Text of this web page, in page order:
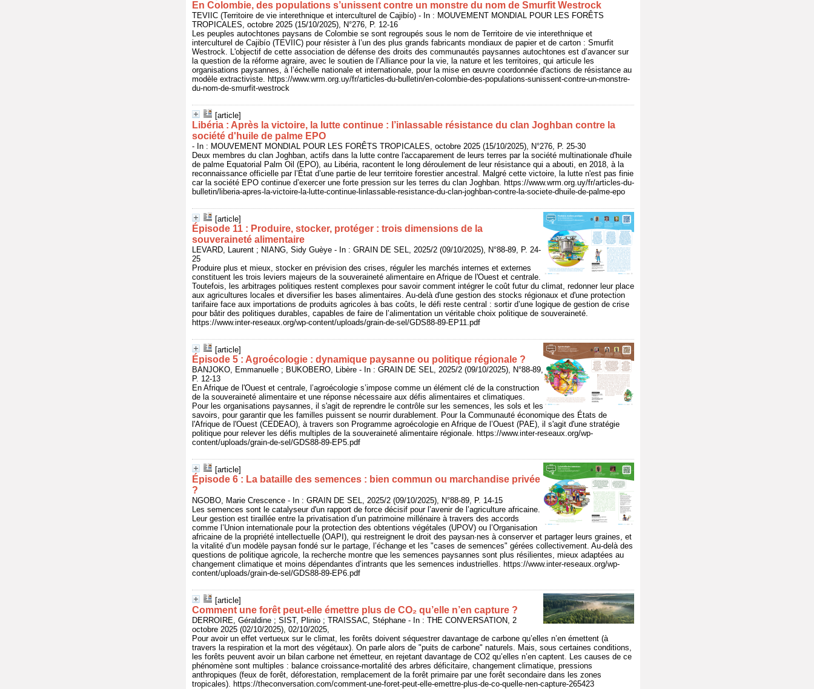
En Colombie, des populations s’unissent contre un monstre du nom de Smurfit Westrock
TEVIIC (Territoire de vie interethnique et interculturel de Cajibío) - In : MOUVEMENT MONDIAL POUR LES FORÊTS
TROPICALES, octobre 2025 (15/10/2025), N°276, P. 12-16
Les peuples autochtones paysans de Colombie se sont regroupés sous le nom de Territoire de vie interethnique et
interculturel de Cajibío (TEVIIC) pour résister à l’un des plus grands fabricants mondiaux de papier et de carton : Smurfit
Westrock. L'objectif de cette association de défense des droits des communautés paysannes autochtones est d’avancer sur
la question de la réforme agraire, avec le soutien de l’Alliance pour la vie, la nature et les territoires, qui articule les
organisations paysannes, à l’échelle nationale et internationale, pour la mise en œuvre coordonnée d'actions de résistance au
modèle extractiviste. https://www.wrm.org.uy/fr/articles-du-bulletin/en-colombie-des-populations-sunissent-contre-un-monstre-
du-nom-de-smurfit-westrock
[article]
Libéria : Après la victoire, la lutte continue : l’inlassable résistance du clan Joghban contre la
société d'huile de palme EPO
- In : MOUVEMENT MONDIAL POUR LES FORÊTS TROPICALES, octobre 2025 (15/10/2025), N°276, P. 25-30
Deux membres du clan Joghban, actifs dans la lutte contre l'accaparement de leurs terres par la société multinationale d'huile
de palme Equatorial Palm Oil (EPO), au Libéria, racontent le long déroulement de leur résistance qui a abouti, en 2018, à la
reconnaissance officielle par l’État d’une partie de leur territoire forestier ancestral. Malgré cette victoire, la lutte n'est pas finie
car la société EPO continue d’exercer une forte pression sur les terres du clan Joghban. https://www.wrm.org.uy/fr/articles-du-
bulletin/liberia-apres-la-victoire-la-lutte-continue-linlassable-resistance-du-clan-joghban-contre-la-societe-dhuile-de-palme-epo
[article]
Épisode 11 : Produire, stocker, protéger : trois dimensions de la
souveraineté alimentaire
LEVARD, Laurent ; NIANG, Sidy Guèye - In : GRAIN DE SEL, 2025/2 (09/10/2025), N°88-89, P. 24-
25
Produire plus et mieux, stocker en prévision des crises, réguler les marchés internes et externes
constituent les trois leviers majeurs de la souveraineté alimentaire en Afrique de l'Ouest et centrale.
Toutefois, les arbitrages politiques restent complexes pour savoir comment intégrer le coût futur du climat, redonner leur place
aux agricultures locales et diversifier les bases alimentaires. Au-delà d'une gestion des stocks régionaux et d'une protection
tarifaire face aux importations de produits agricoles à bas coûts, le défi reste central : sortir d’une logique de gestion de crise
pour bâtir des politiques durables, capables de faire de l’alimentation un véritable choix politique de souveraineté.
https://www.inter-reseaux.org/wp-content/uploads/grain-de-sel/GDS88-89-EP11.pdf
[article]
Épisode 5 : Agroécologie : dynamique paysanne ou politique régionale ?
BANJOKO, Emmanuelle ; BUKOBERO, Libère - In : GRAIN DE SEL, 2025/2 (09/10/2025), N°88-89,
P. 12-13
En Afrique de l'Ouest et centrale, l’agroécologie s’impose comme un élément clé de la construction
de la souveraineté alimentaire et une réponse nécessaire aux défis alimentaires et climatiques.
Pour les organisations paysannes, il s'agit de reprendre le contrôle sur les semences, les sols et les
savoirs, pour garantir que les familles puissent se nourrir durablement. Pour la Communauté économique des États de
l'Afrique de l'Ouest (CEDEAO), à travers son Programme agroécologie en Afrique de l’Ouest (PAE), il s'agit d'une stratégie
politique pour relever les défis multiples de la souveraineté alimentaire régionale. https://www.inter-reseaux.org/wp-
content/uploads/grain-de-sel/GDS88-89-EP5.pdf
[article]
Épisode 6 : La bataille des semences : bien commun ou marchandise privée
?
NGOBO, Marie Crescence - In : GRAIN DE SEL, 2025/2 (09/10/2025), N°88-89, P. 14-15
Les semences sont le catalyseur d'un rapport de force décisif pour l’avenir de l’agriculture africaine.
Leur gestion est tiraillée entre la privatisation d’un patrimoine millénaire à travers des accords
comme l’Union internationale pour la protection des obtentions végétales (UPOV) ou l’Organisation
africaine de la propriété intellectuelle (OAPI), qui restreignent le droit des paysan·nes à conserver et partager leurs graines, et
la vitalité d’un modèle paysan fondé sur le partage, l’échange et les "cases de semences" gérées collectivement. Au-delà des
questions de politique agricole, la recherche montre que les semences paysannes sont plus résilientes, mieux adaptées au
changement climatique et moins dépendantes d’intrants que les semences industrielles. https://www.inter-reseaux.org/wp-
content/uploads/grain-de-sel/GDS88-89-EP6.pdf
[article]
Comment une forêt peut-elle émettre plus de CO₂ qu’elle n’en capture ?
DERROIRE, Géraldine ; SIST, Plinio ; TRAISSAC, Stéphane - In : THE CONVERSATION, 2
octobre 2025 (02/10/2025), 02/10/2025,
Pour avoir un effet vertueux sur le climat, les forêts doivent séquestrer davantage de carbone qu’elles n’en émettent (à
travers la respiration et la mort des végétaux). On parle alors de "puits de carbone" naturels. Mais, sous certaines conditions,
les forêts peuvent avoir un bilan carbone net émetteur, en rejetant davantage de CO2 qu’elles n’en captent. Les causes de ce
phénomène sont multiples : balance croissance-mortalité des arbres déficitaire, changement climatique, pressions
anthropiques (feux de forêt, déforestation, remplacement de la forêt primaire par une forêt secondaire dans les zones
tropicales). https://theconversation.com/comment-une-foret-peut-elle-emettre-plus-de-co-quelle-nen-capture-265423